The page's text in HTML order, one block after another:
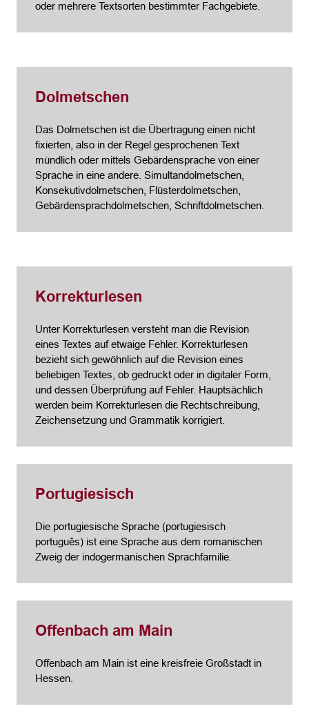
oder mehrere Textsorten bestimmter Fachgebiete.
Dolmetschen
Das Dolmetschen ist die Übertragung einen nicht
fixierten, also in der Regel gesprochenen Text
mündlich oder mittels Gebärdensprache von einer
Sprache in eine andere. Simultandolmetschen,
Konsekutivdolmetschen, Flüsterdolmetschen,
Gebärdensprachdolmetschen, Schriftdolmetschen.
Korrekturlesen
Unter Korrekturlesen versteht man die Revision
eines Textes auf etwaige Fehler. Korrekturlesen
bezieht sich gewöhnlich auf die Revision eines
beliebigen Textes, ob gedruckt oder in digitaler Form,
und dessen Überprüfung auf Fehler. Hauptsächlich
werden beim Korrekturlesen die Rechtschreibung,
Zeichensetzung und Grammatik korrigiert.
Portugiesisch
Die portugiesische Sprache (portugiesisch
português) ist eine Sprache aus dem romanischen
Zweig der indogermanischen Sprachfamilie.
Offenbach am Main
Offenbach am Main ist eine kreisfreie Großstadt in
Hessen.